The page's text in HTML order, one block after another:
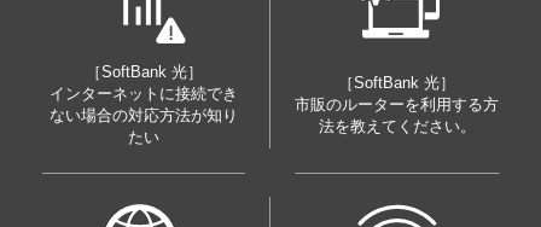
［SoftBank 光］
インターネットに接続でき
ない場合の対応方法が知り
たい
［SoftBank 光］
市販のルーターを利用する方
法を教えてください。